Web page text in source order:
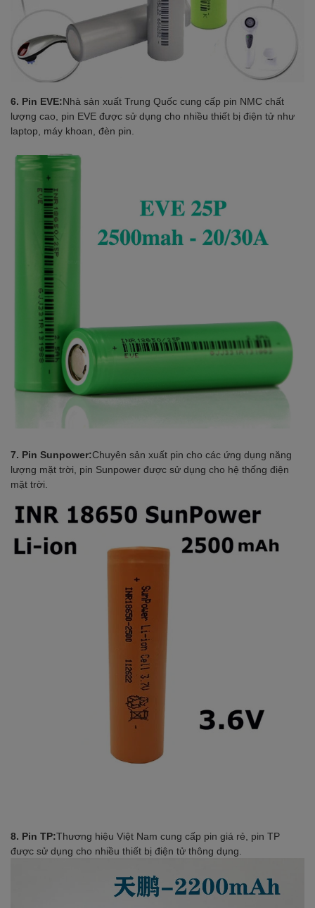
6. Pin EVE:Nhà sản xuất Trung Quốc cung cấp pin NMC chất
lượng cao, pin EVE được sử dụng cho nhiều thiết bị điện tử như
laptop, máy khoan, đèn pin.
7. Pin Sunpower:Chuyên sản xuất pin cho các ứng dụng năng
lượng mặt trời, pin Sunpower được sử dụng cho hệ thống điện
mặt trời.
8. Pin TP:Thương hiệu Việt Nam cung cấp pin giá rẻ, pin TP
được sử dụng cho nhiều thiết bị điện tử thông dụng.